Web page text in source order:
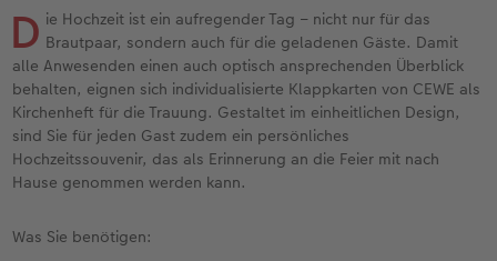
Erinnerungstasche
Personalisierter Schuber
Bestellwege
Inspiration
hexxas
Acrylglas
Alu Dibond
Gallery Print
Bilderboxen
Fotosets
Fotosticker
Art Prints
Sofortfotos
Sofortfotos mit Rahmen
Sofortfotos mit Text
Sofortfotos mit Design
Fototassen
Emaille Becher
Trinkflasche
Dekoration
Geburtskarten
Taufkarten
Postkarten Sets
Postkarten verschicken
Silikonhüllen
Handykette
Kunststoffhüllen
Lederhüllen
Papierqualitäten
Bestellwege
Designvorlagen
Kalender mit fertigem Design
Danke sagen
für Männer
für Frauen
für Freundinnen
Erste Schritte
Softwaretipps
Videotutorials
D ie Hochzeit ist ein aufregender Tag – nicht nur für das
Brautpaar, sondern auch für die geladenen Gäste. Damit
alle Anwesenden einen auch optisch ansprechenden Überblick
behalten, eignen sich individualisierte Klappkarten von CEWE als
Kirchenheft für die Trauung. Gestaltet im einheitlichen Design,
sind Sie für jeden Gast zudem ein persönliches
Hochzeitssouvenir, das als Erinnerung an die Feier mit nach
Hause genommen werden kann.
Was Sie benötigen: